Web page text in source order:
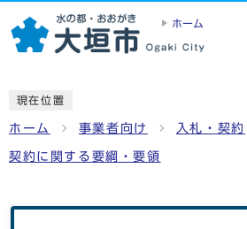
ホーム
現在位置
ホーム 事業者向け 入札・契約
契約に関する要綱・要領